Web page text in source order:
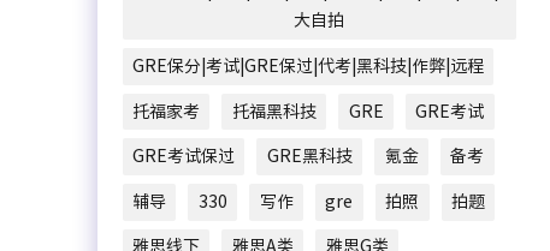
大自拍
GRE保分|考试|GRE保过|代考|黑科技|作弊|远程
托福家考 托福黑科技 GRE GRE考试
GRE考试保过 GRE黑科技 氪金 备考
辅导 330 写作 gre 拍照 拍题
雅思线下 雅思A类 雅思G类